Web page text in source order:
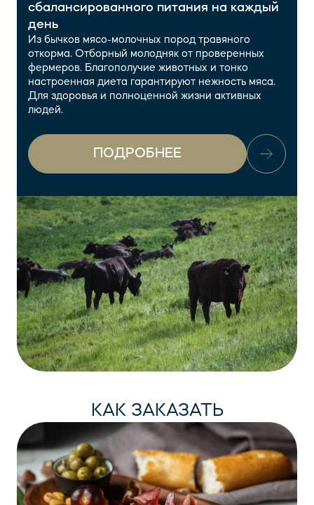
сбалансированного питания на каждый
день
Из бычков мясо-молочных пород травяного
откорма. Отборный молодняк от проверенных
фермеров. Благополучие животных и тонко
настроенная диета гарантируют нежность мяса.
Для здоровья и полноценной жизни активных
людей.
ПОДРОБНЕЕ
КАК ЗАКАЗАТЬ